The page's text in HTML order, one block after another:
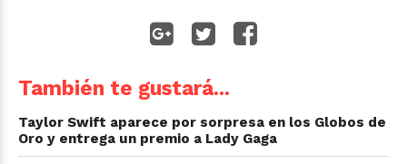
También te gustará...
Taylor Swift aparece por sorpresa en los Globos de
Oro y entrega un premio a Lady Gaga